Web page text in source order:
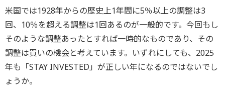
米国では1928年からの歴史上1年間に5％以上の調整は3
回、10％を超える調整は1回あるのが一般的です。今回もし
そのような調整あったとすれば一時的なものであり、その
調整は買いの機会と考えています。いずれにしても、2025
年も「STAY INVESTED」が正しい年になるのではないでし
ょうか。